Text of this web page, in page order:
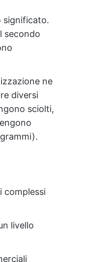
significato.
secondo
ne
diversi
sciolti,
complessi
livello